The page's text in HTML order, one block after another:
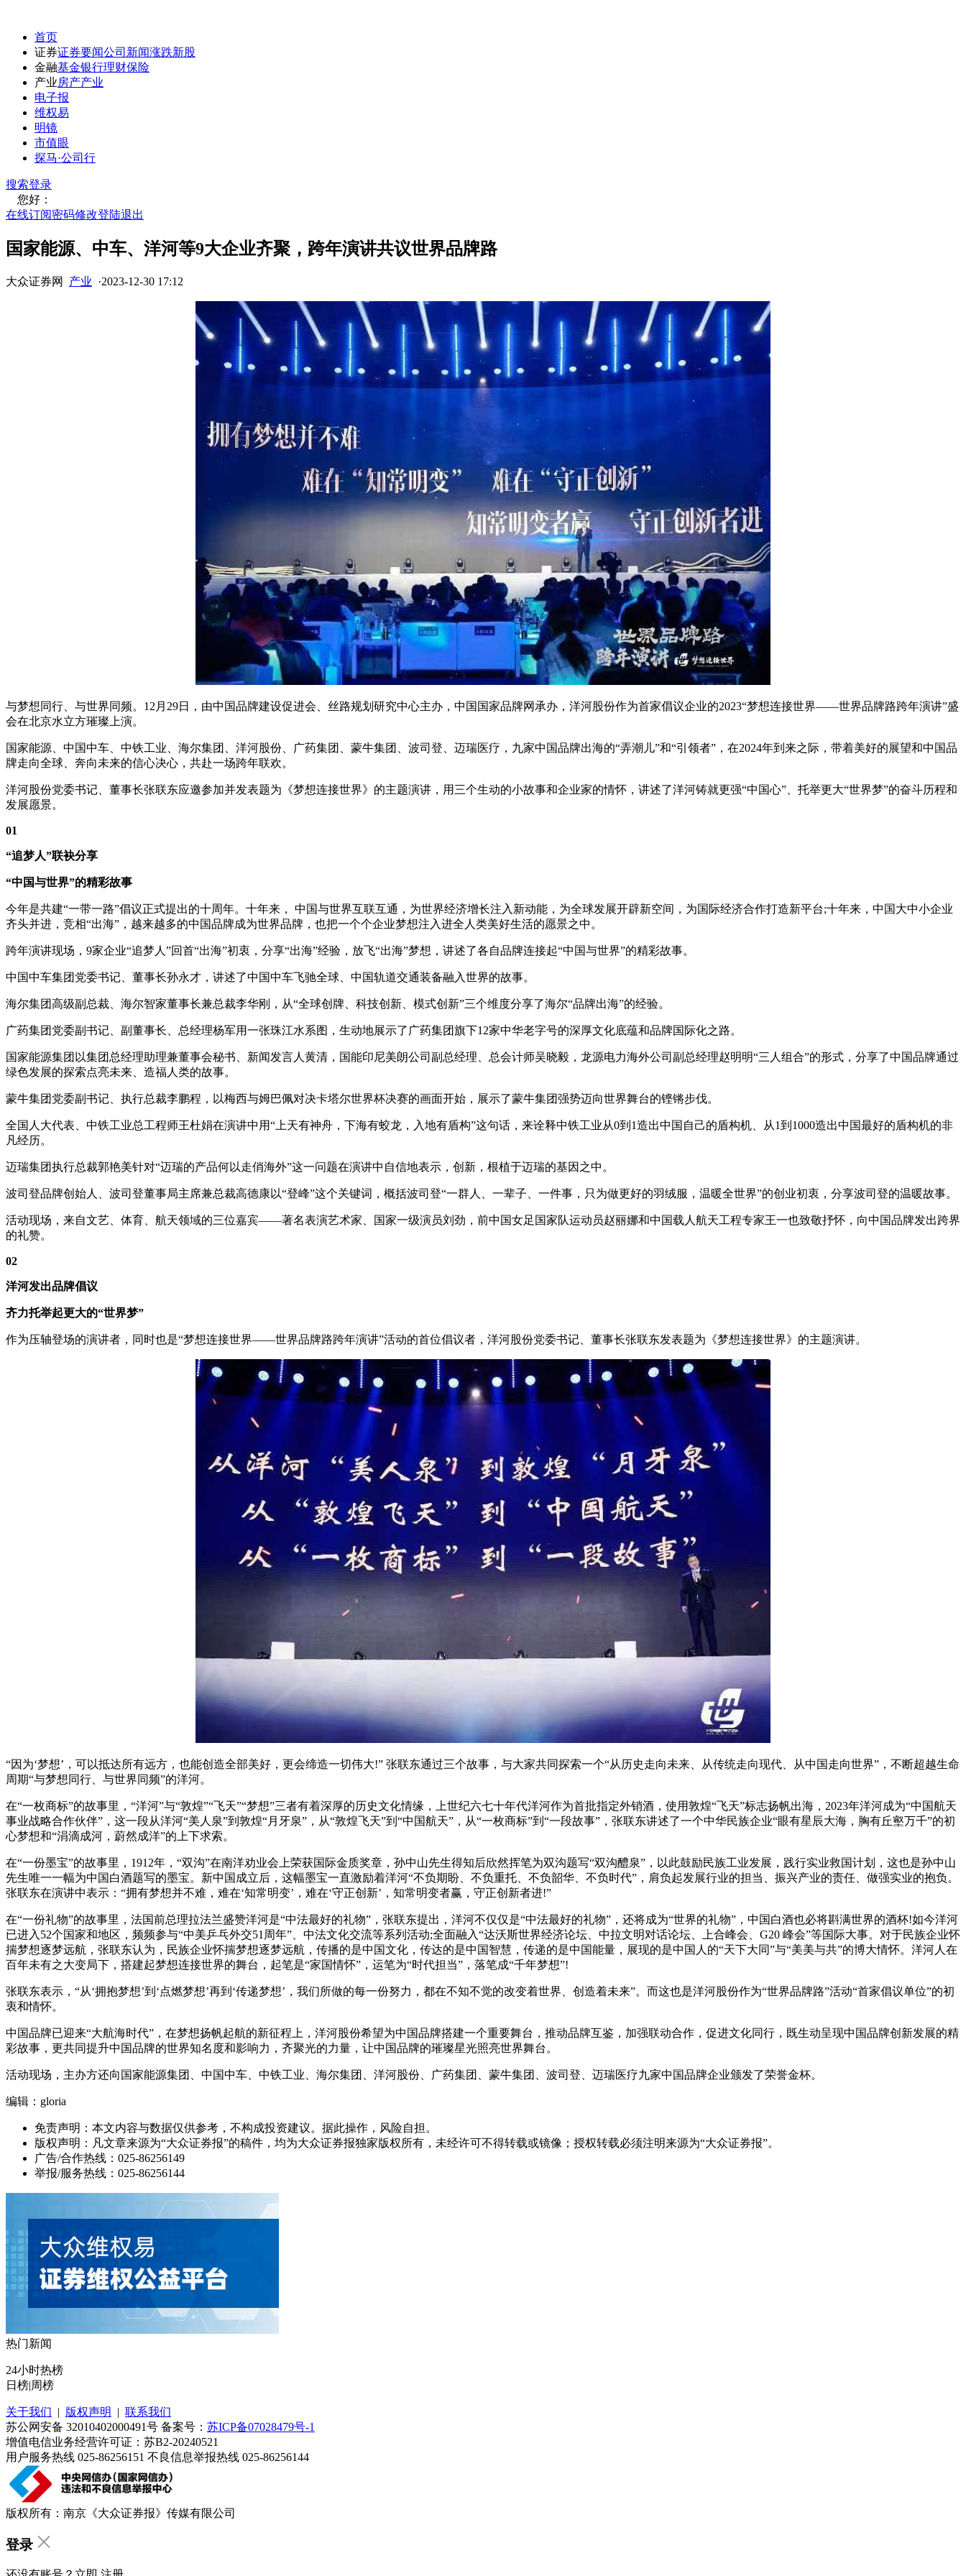
首页
证券证券要闻公司新闻涨跌新股
金融基金银行理财保险
产业房产产业
电子报
维权易
明镜
市值眼
探马·公司行
搜索登录
您好：
在线订阅密码修改登陆退出
国家能源、中车、洋河等9大企业齐聚，跨年演讲共议世界品牌路
大众证券网 产业 ·2023-12-30 17:12
与梦想同行、与世界同频。12月29日，由中国品牌建设促进会、丝路规划研究中心主办，中国国家品牌网承办，洋河股份作为首家倡议企业的2023“梦想连接世界——世界品牌路跨年演讲”盛
会在北京水立方璀璨上演。
国家能源、中国中车、中铁工业、海尔集团、洋河股份、广药集团、蒙牛集团、波司登、迈瑞医疗，九家中国品牌出海的“弄潮儿”和“引领者”，在2024年到来之际，带着美好的展望和中国品
牌走向全球、奔向未来的信心决心，共赴一场跨年联欢。
洋河股份党委书记、董事长张联东应邀参加并发表题为《梦想连接世界》的主题演讲，用三个生动的小故事和企业家的情怀，讲述了洋河铸就更强“中国心”、托举更大“世界梦”的奋斗历程和
发展愿景。
01
“追梦人”联袂分享
“中国与世界”的精彩故事
今年是共建“一带一路”倡议正式提出的十周年。十年来， 中国与世界互联互通，为世界经济增长注入新动能，为全球发展开辟新空间，为国际经济合作打造新平台;十年来，中国大中小企业
齐头并进，竞相“出海”，越来越多的中国品牌成为世界品牌，也把一个个企业梦想注入进全人类美好生活的愿景之中。
跨年演讲现场，9家企业“追梦人”回首“出海”初衷，分享“出海”经验，放飞“出海”梦想，讲述了各自品牌连接起“中国与世界”的精彩故事。
中国中车集团党委书记、董事长孙永才，讲述了中国中车飞驰全球、中国轨道交通装备融入世界的故事。
海尔集团高级副总裁、海尔智家董事长兼总裁李华刚，从“全球创牌、科技创新、模式创新”三个维度分享了海尔“品牌出海”的经验。
广药集团党委副书记、副董事长、总经理杨军用一张珠江水系图，生动地展示了广药集团旗下12家中华老字号的深厚文化底蕴和品牌国际化之路。
国家能源集团以集团总经理助理兼董事会秘书、新闻发言人黄清，国能印尼美朗公司副总经理、总会计师吴晓毅，龙源电力海外公司副总经理赵明明“三人组合”的形式，分享了中国品牌通过
绿色发展的探索点亮未来、造福人类的故事。
蒙牛集团党委副书记、执行总裁李鹏程，以梅西与姆巴佩对决卡塔尔世界杯决赛的画面开始，展示了蒙牛集团强势迈向世界舞台的铿锵步伐。
全国人大代表、中铁工业总工程师王杜娟在演讲中用“上天有神舟，下海有蛟龙，入地有盾构”这句话，来诠释中铁工业从0到1造出中国自己的盾构机、从1到1000造出中国最好的盾构机的非
凡经历。
迈瑞集团执行总裁郭艳美针对“迈瑞的产品何以走俏海外”这一问题在演讲中自信地表示，创新，根植于迈瑞的基因之中。
波司登品牌创始人、波司登董事局主席兼总裁高德康以“登峰”这个关键词，概括波司登“一群人、一辈子、一件事，只为做更好的羽绒服，温暖全世界”的创业初衷，分享波司登的温暖故事。
活动现场，来自文艺、体育、航天领域的三位嘉宾——著名表演艺术家、国家一级演员刘劲，前中国女足国家队运动员赵丽娜和中国载人航天工程专家王一也致敬抒怀，向中国品牌发出跨界
的礼赞。
02
洋河发出品牌倡议
齐力托举起更大的“世界梦”
作为压轴登场的演讲者，同时也是“梦想连接世界——世界品牌路跨年演讲”活动的首位倡议者，洋河股份党委书记、董事长张联东发表题为《梦想连接世界》的主题演讲。
“因为‘梦想’，可以抵达所有远方，也能创造全部美好，更会缔造一切伟大!” 张联东通过三个故事，与大家共同探索一个“从历史走向未来、从传统走向现代、从中国走向世界”，不断超越生命
周期“与梦想同行、与世界同频”的洋河。
在“一枚商标”的故事里，“洋河”与“敦煌”“飞天”“梦想”三者有着深厚的历史文化情缘，上世纪六七十年代洋河作为首批指定外销酒，使用敦煌“飞天”标志扬帆出海，2023年洋河成为“中国航天
事业战略合作伙伴”，这一段从洋河“美人泉”到敦煌“月牙泉”，从“敦煌飞天”到“中国航天”，从“一枚商标”到“一段故事”，张联东讲述了一个中华民族企业“眼有星辰大海，胸有丘壑万千”的初
心梦想和“涓滴成河，蔚然成洋”的上下求索。
在“一份墨宝”的故事里，1912年，“双沟”在南洋劝业会上荣获国际金质奖章，孙中山先生得知后欣然挥笔为双沟题写“双沟醴泉”，以此鼓励民族工业发展，践行实业救国计划，这也是孙中山
先生唯一一幅为中国白酒题写的墨宝。新中国成立后，这幅墨宝一直激励着洋河“不负期盼、不负重托、不负韶华、不负时代”，肩负起发展行业的担当、振兴产业的责任、做强实业的抱负。
张联东在演讲中表示：“拥有梦想并不难，难在‘知常明变’，难在‘守正创新’，知常明变者赢，守正创新者进!”
在“一份礼物”的故事里，法国前总理拉法兰盛赞洋河是“中法最好的礼物”，张联东提出，洋河不仅仅是“中法最好的礼物”，还将成为“世界的礼物”，中国白酒也必将斟满世界的酒杯!如今洋河
已进入52个国家和地区，频频参与“中美乒乓外交51周年”、中法文化交流等系列活动;全面融入“达沃斯世界经济论坛、中拉文明对话论坛、上合峰会、G20 峰会”等国际大事。对于民族企业怀
揣梦想逐梦远航，张联东认为，民族企业怀揣梦想逐梦远航，传播的是中国文化，传达的是中国智慧，传递的是中国能量，展现的是中国人的“天下大同”与“美美与共”的博大情怀。洋河人在
百年未有之大变局下，搭建起梦想连接世界的舞台，起笔是“家国情怀”，运笔为“时代担当”，落笔成“千年梦想”!
张联东表示，“从‘拥抱梦想’到‘点燃梦想’再到‘传递梦想’，我们所做的每一份努力，都在不知不觉的改变着世界、创造着未来”。而这也是洋河股份作为“世界品牌路”活动“首家倡议单位”的初
衷和情怀。
中国品牌已迎来“大航海时代”，在梦想扬帆起航的新征程上，洋河股份希望为中国品牌搭建一个重要舞台，推动品牌互鉴，加强联动合作，促进文化同行，既生动呈现中国品牌创新发展的精
彩故事，更共同提升中国品牌的世界知名度和影响力，齐聚光的力量，让中国品牌的璀璨星光照亮世界舞台。
活动现场，主办方还向国家能源集团、中国中车、中铁工业、海尔集团、洋河股份、广药集团、蒙牛集团、波司登、迈瑞医疗九家中国品牌企业颁发了荣誉金杯。
编辑：gloria
免责声明：本文内容与数据仅供参考，不构成投资建议。据此操作，风险自担。
版权声明：凡文章来源为“大众证券报”的稿件，均为大众证券报独家版权所有，未经许可不得转载或镜像；授权转载必须注明来源为“大众证券报”。
广告/合作热线：025-86256149
举报/服务热线：025-86256144
热门新闻
24小时热榜
日榜|周榜
关于我们 | 版权声明 | 联系我们
苏公网安备 32010402000491号 备案号： 苏ICP备07028479号-1
增值电信业务经营许可证：苏B2-20240521
用户服务热线 025-86256151 不良信息举报热线 025-86256144
版权所有：南京《大众证券报》传媒有限公司
登录